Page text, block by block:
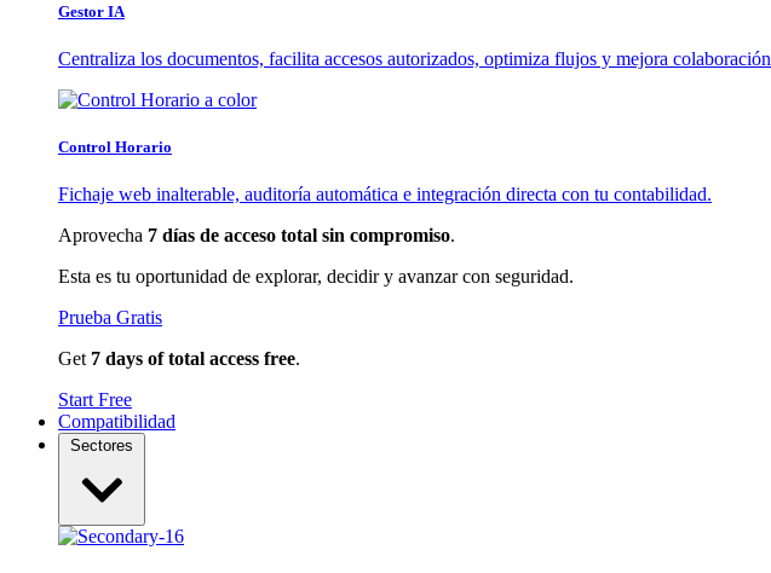
Gestor IA
Centraliza los documentos, facilita accesos autorizados, optimiza flujos y mejora colaboración
Control Horario
Fichaje web inalterable, auditoría automática e integración directa con tu contabilidad.
Aprovecha 7 días de acceso total sin compromiso.
Esta es tu oportunidad de explorar, decidir y avanzar con seguridad.
Prueba Gratis
Get 7 days of total access free.
Start Free
Compatibilidad
Sectores